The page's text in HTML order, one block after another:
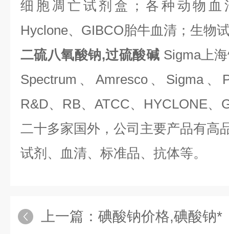
细胞凋亡试剂盒；各种动物血
Hyclone、GIBCO胎牛血清；生物
二硫八氧酸钠,过硫酸碱 Sigma上
Spectrum、Amresco、Sigma、
R&D、RB、ATCC、HYCLONE、
二十多家国外，公司主要产品有高
试剂、血清、标准品、抗体等。
上一篇： 碘酸钠价格,碘酸钠*